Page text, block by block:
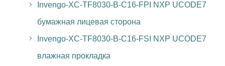
Invengo-XC-TF8030-B-C16-FPI NXP UCODE7
бумажная лицевая сторона
Invengo-XC-TF8030-B-C16-FSI NXP UCODE7
влажная прокладка